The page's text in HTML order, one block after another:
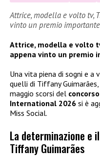
Attrice, modella e volto tv,
vinto un premio
Attrice, modella e volto
appena vinto un premio
Una vita piena di sogni e a
quelli di Tiffany
maggio scorsi del
International 2026 si è
Miss Social.
La determinazione
Tiffany Guimarães